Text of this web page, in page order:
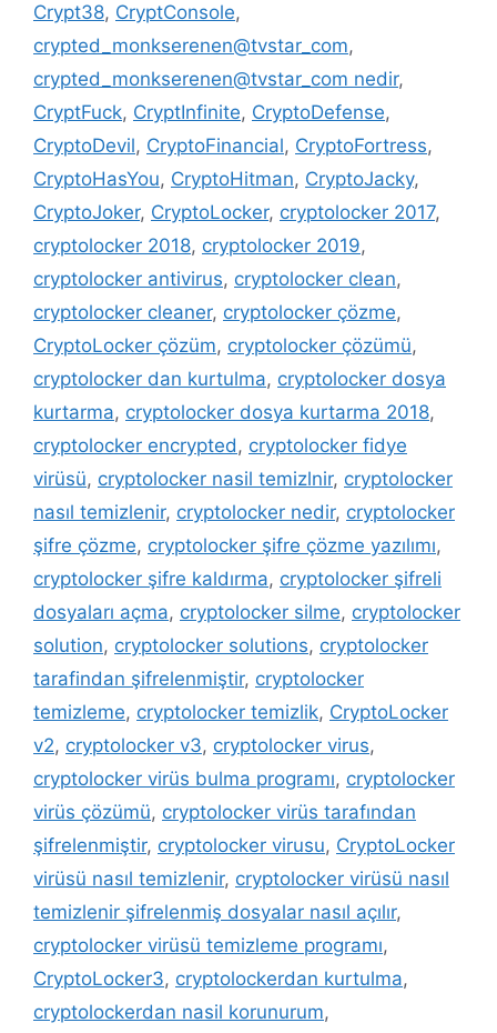
Crypt38, CryptConsole,
crypted_monkserenen@tvstar_com,
crypted_monkserenen@tvstar_com nedir,
CryptFuck, CryptInfinite, CryptoDefense,
CryptoDevil, CryptoFinancial, CryptoFortress,
CryptoHasYou, CryptoHitman, CryptoJacky,
CryptoJoker, CryptoLocker, cryptolocker 2017,
cryptolocker 2018, cryptolocker 2019,
cryptolocker antivirus, cryptolocker clean,
cryptolocker cleaner, cryptolocker çözme,
CryptoLocker çözüm, cryptolocker çözümü,
cryptolocker dan kurtulma, cryptolocker dosya
kurtarma, cryptolocker dosya kurtarma 2018,
cryptolocker encrypted, cryptolocker fidye
virüsü, cryptolocker nasil temizlnir, cryptolocker
nasıl temizlenir, cryptolocker nedir, cryptolocker
şifre çözme, cryptolocker şifre çözme yazılımı,
cryptolocker şifre kaldırma, cryptolocker şifreli
dosyaları açma, cryptolocker silme, cryptolocker
solution, cryptolocker solutions, cryptolocker
tarafindan şifrelenmiştir, cryptolocker
temizleme, cryptolocker temizlik, CryptoLocker
v2, cryptolocker v3, cryptolocker virus,
cryptolocker virüs bulma programı, cryptolocker
virüs çözümü, cryptolocker virüs tarafından
şifrelenmiştir, cryptolocker virusu, CryptoLocker
virüsü nasıl temizlenir, cryptolocker virüsü nasıl
temizlenir şifrelenmiş dosyalar nasıl açılır,
cryptolocker virüsü temizleme programı,
CryptoLocker3, cryptolockerdan kurtulma,
cryptolockerdan nasil korunurum,